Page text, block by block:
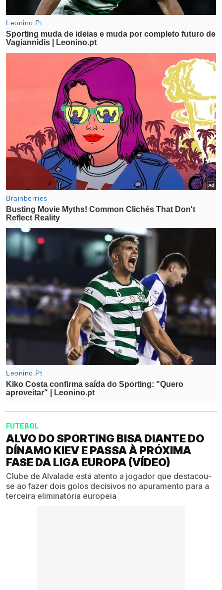
FUTEBOL
ALVO DO SPORTING BISA DIANTE DO
DÍNAMO KIEV E PASSA À PRÓXIMA
FASE DA LIGA EUROPA (VÍDEO)
Clube de Alvalade está atento a jogador que destacou-
se ao fazer dois golos decisivos no apuramento para a
terceira eliminatória europeia